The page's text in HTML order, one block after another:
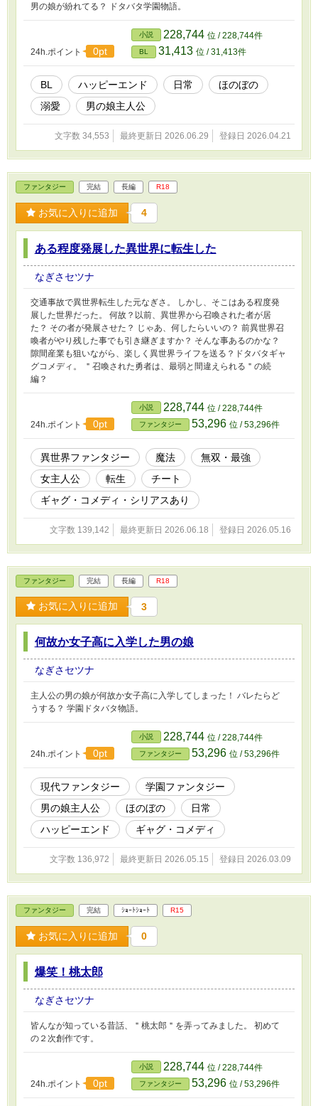
男の娘が紛れてる？ ドタバタ学園物語。
24h.ポイント 0pt
小説 228,744 位 / 228,744件
BL 31,413 位 / 31,413件
BL ハッピーエンド 日常
ほのぼの
溺愛
男の娘主人公
文字数 34,553 最終更新日 2026.06.29 登録日 2026.04.21
ファンタジー 完結 長編 R18
お気に入りに追加 4
ある程度発展した異世界に転生した
なぎさセツナ
交通事故で異世界転生した元なぎさ。 しかし、そこはある程度発
展した世界だった。 何故？以前、異世界から召喚された者が居
た？ その者が発展させた？ じゃあ、何したらいいの？ 前異世界召
喚者がやり残した事でも引き継ぎますか？ そんな事あるのかな？
隙間産業も狙いながら、楽しく異世界ライフを送る？ドタバタギャ
グコメディ。 ＂召喚された勇者は、最弱と間違えられる＂の続
編？
24h.ポイント 0pt
小説 228,744 位 / 228,744件
ファンタジー 53,296 位 / 53,296件
異世界ファンタジー 魔法
無双・最強
女主人公
転生
チート
ギャグ・コメディ・シリアスあり
文字数 139,142 最終更新日 2026.06.18 登録日 2026.05.16
ファンタジー 完結 長編 R18
お気に入りに追加 3
何故か女子高に入学した男の娘
なぎさセツナ
主人公の男の娘が何故か女子高に入学してしまった！ バレたらど
うする？ 学園ドタバタ物語。
24h.ポイント 0pt
小説 228,744 位 / 228,744件
ファンタジー 53,296 位 / 53,296件
現代ファンタジー
学園ファンタジー
男の娘主人公
ほのぼの
日常
ハッピーエンド
ギャグ・コメディ
文字数 136,972 最終更新日 2026.05.15 登録日 2026.03.09
ファンタジー 完結 ｼｮｰﾄｼｮｰﾄ R15
お気に入りに追加 0
爆笑！桃太郎
なぎさセツナ
皆んなが知っている昔話、＂桃太郎＂を弄ってみました。 初めて
の２次創作です。
24h.ポイント 0pt
小説 228,744 位 / 228,744件
ファンタジー 53,296 位 / 53,296件